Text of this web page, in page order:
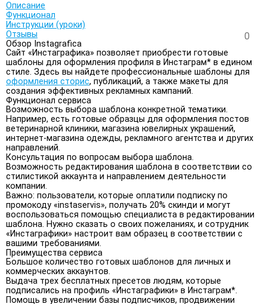
Описание
Функционал
Инструкции (уроки)
Отзывы
0
Обзор Instagrafica
Сайт «Инстаграфика» позволяет приобрести готовые
шаблоны для оформления профиля в Инстаграм* в едином
стиле. Здесь вы найдете профессиональные шаблоны для
оформления сторис, публикаций, а также макеты для
создания эффективных рекламных кампаний.
Функционал сервиса
Возможность выбора шаблона конкретной тематики.
Например, есть готовые образцы для оформления постов
ветеринарной клиники, магазина ювелирных украшений,
интернет-магазина одежды, рекламного агентства и других
направлений.
Консультация по вопросам выбора шаблона.
Возможность редактирования шаблона в соответствии со
стилистикой аккаунта и направлением деятельности
компании.
Важно: пользователи, которые оплатили подписку по
промокоду «instaservis», получать 20% скинди и могут
воспользоваться помощью специалиста в редактировании
шаблона. Нужно сказать о своих пожеланиях, и сотрудник
«Инстаграфики» настроит вам образец в соответствии с
вашими требованиями.
Преимущества сервиса
Большое количество готовых шаблонов для личных и
коммерческих аккаунтов.
Выдача трех бесплатных пресетов людям, которые
подписались на профиль «Инстаграфики» в Инстаграм*.
Помощь в увеличении базы подписчиков, продвижении